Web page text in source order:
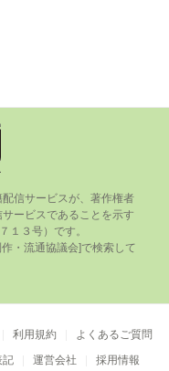
信サービスが、著作権者
ービスであることを⽰す
１３号）です。
利用規約
よくあるご質問
記 運営会社 採用情報